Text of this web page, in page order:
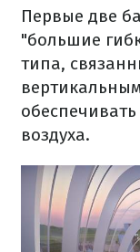
Первые две
"большие
типа,
воздуха.